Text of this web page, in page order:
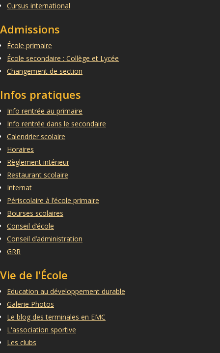
Cursus international
Admissions
École primaire
École secondaire : Collège et Lycée
Changement de section
Infos pratiques
Info rentrée au primaire
Info rentrée dans le secondaire
Calendrier scolaire
Horaires
Règlement intérieur
Restaurant scolaire
Internat
Périscolaire à l’école primaire
Bourses scolaires
Conseil d’école
Conseil d’administration
GRR
Vie de l'École
Education au développement durable
Galerie Photos
Le blog des terminales en EMC
L'association sportive
Les clubs